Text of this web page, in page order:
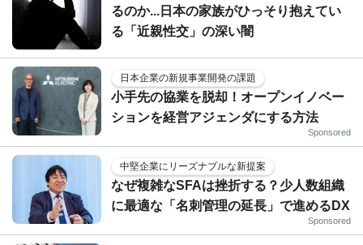
るのか...日本の家族がひっそり抱えてい
る「近親性交」の深い闇
日本企業の新規事業開発の課題
小手先の協業を脱却！オープンイノベー
ションを経営アジェンダにする方法
Sponsored
中堅企業にリーズナブルな新提案
なぜ複雑なSFAは挫折する？少人数組織
に最適な「名刺管理の延長」で進めるDX
Sponsored